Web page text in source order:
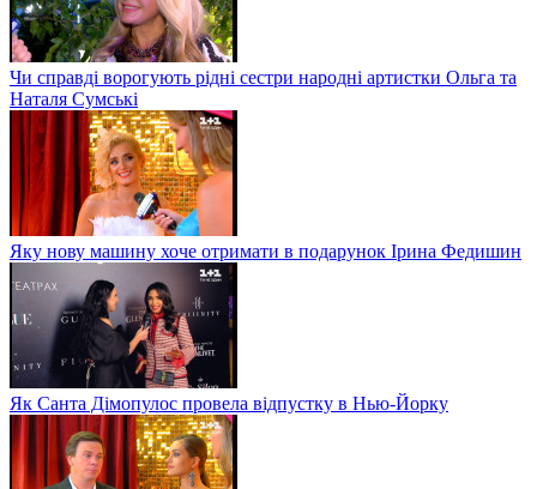
Чи справді ворогують рідні сестри народні артистки Ольга та
Наталя Сумські
Яку нову машину хоче отримати в подарунок Ірина Федишин
Як Санта Дімопулос провела відпустку в Нью-Йорку